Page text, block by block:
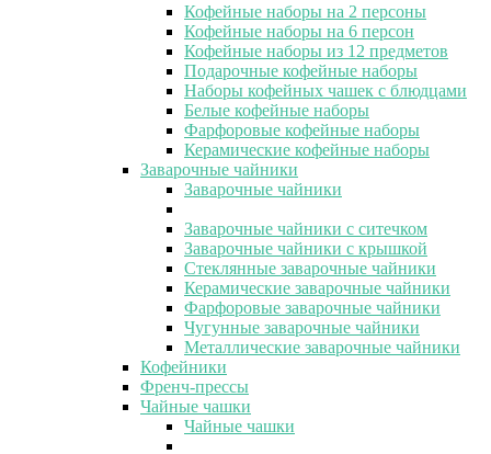
Кофейные наборы на 2 персоны
Кофейные наборы на 6 персон
Кофейные наборы из 12 предметов
Подарочные кофейные наборы
Наборы кофейных чашек с блюдцами
Белые кофейные наборы
Фарфоровые кофейные наборы
Керамические кофейные наборы
Заварочные чайники
Заварочные чайники
Заварочные чайники с ситечком
Заварочные чайники с крышкой
Стеклянные заварочные чайники
Керамические заварочные чайники
Фарфоровые заварочные чайники
Чугунные заварочные чайники
Металлические заварочные чайники
Кофейники
Френч-прессы
Чайные чашки
Чайные чашки